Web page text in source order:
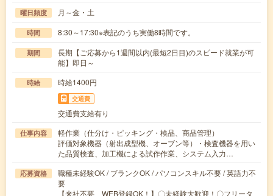
曜日頻度 月～金・土
時間 8:30～17:30※表記のうち実働8時間です。
期間
長期【ご応募から1週間以内(最短2日目)のスピード就業が可
能】即日～
時給 時給1400円
交通費
交通費支給有り
仕事内容
軽作業（仕分け・ピッキング・検品、商品管理）
評価対象機器（射出成型機、オーブン等）・検査機器を用い
た品質検査、加工機による試作作業、システム入力…
応募資格
職種未経験OK / ブランクOK / パソコンスキル不要 / 英語力不
要
【来社不要、WEB登録OK！】〇未経験大歓迎！〇フリータ